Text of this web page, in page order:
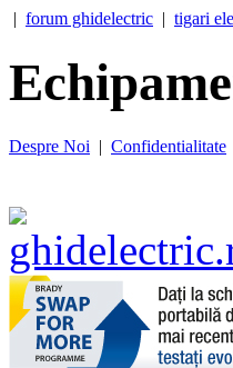
| forum ghidelectric | tigari
Despre Noi | Confidentialitate